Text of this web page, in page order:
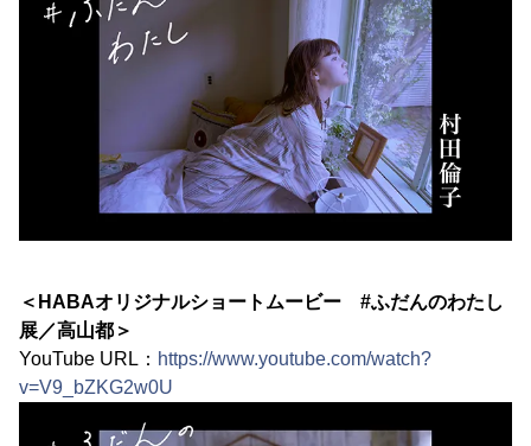
＜HABAオリジナルショートムービー #ふだんのわたし
展／高山都＞
YouTube URL： https://www.youtube.com/watch?
v=V9_bZKG2w0U